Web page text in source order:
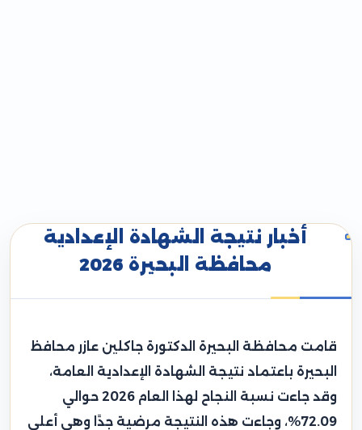
أخبار نتيجة الشهادة الإعدادية
محافظة البحيرة 2026
قامت محافظة البحيرة الدكتورة جاكلين عازر محافظ
البحيرة باعتماد نتيجة الشهادة الإعدادية العامة،
وقد جاءت نسبة النجاح لهذا العام 2026 حوالي
72.09%، وجاءت هذه النتيجة مرضية جدًا وهي أعلى